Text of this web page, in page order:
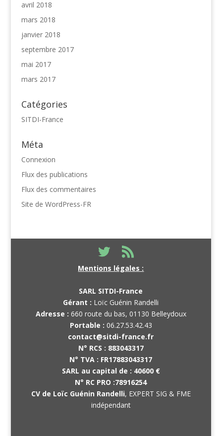
avril 2018
mars 2018
janvier 2018
septembre 2017
mai 2017
mars 2017
Catégories
SITDI-France
Méta
Connexion
Flux des publications
Flux des commentaires
Site de WordPress-FR
Mentions légales :
SARL SITDI-France
Gérant : Loïc Guénin Randelli
Adresse : 660 route du bas, 01130 Belleydoux
Portable : 06.27.53.42.43
contact@sitdi-france.fr
N° RCS : 883043317
N° TVA : FR17883043317
SARL au capital de : 40600 €
N° RC PRO :78916254
CV de Loïc Guénin Randelli, EXPERT SIG & FME
indépendant